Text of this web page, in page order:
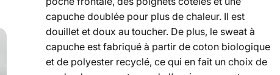
capuche doublée pour plus de chaleur. Il est
douillet et doux au toucher. De plus, le sweat à
capuche est fabriqué à partir de coton biologique
et de polyester recyclé, ce qui en fait un choix de